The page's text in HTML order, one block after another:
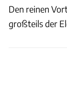
Den reinen
großteils der